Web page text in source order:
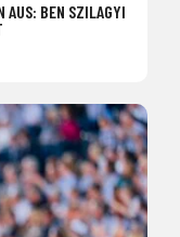
AUS: BEN SZILAGYI